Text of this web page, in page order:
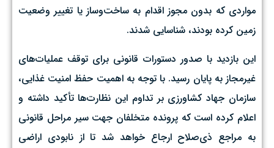
مواردی که بدون مجوز اقدام به ساخت‌وساز یا تغییر وضعیت
زمین کرده بودند، شناسایی شدند. ‌
این بازدید با صدور دستورات قانونی برای توقف عملیات‌های
غیرمجاز به پایان رسید. با توجه به اهمیت حفظ امنیت غذایی،
سازمان جهاد کشاورزی بر تداوم این نظارت‌ها تأکید داشته و
اعلام کرده است که پرونده متخلفان جهت سیر مراحل قانونی
به مراجع ذی‌صلاح ارجاع خواهد شد تا از نابودی اراضی